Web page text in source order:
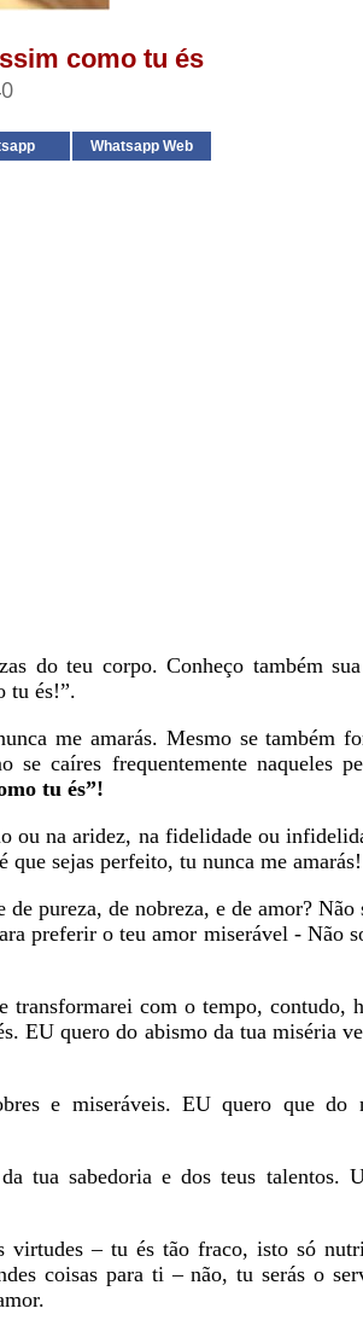
como tu és
Whatsapp Web
do teu corpo. Conheço também
tu és!”.
me amarás. Mesmo se também
caíres frequentemente naqueles
tu és”!
ou na aridez, na fidelidade ou
que sejas perfeito, tu nunca me amarás!
pureza, de nobreza, e de amor?
preferir o teu amor miserável - Não
com o tempo, contudo,
EU quero do abismo da tua miséria
e miseráveis. EU quero que do
tua sabedoria e dos teus talentos.
virtudes – tu és tão fraco, isto só
coisas para ti – não, tu serás o